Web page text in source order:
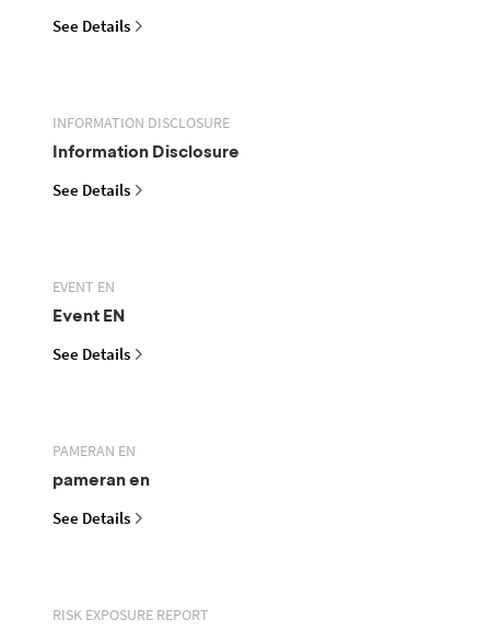
See Details
INFORMATION DISCLOSURE
Information Disclosure
See Details
EVENT EN
Event EN
See Details
PAMERAN EN
pameran en
See Details
RISK EXPOSURE REPORT